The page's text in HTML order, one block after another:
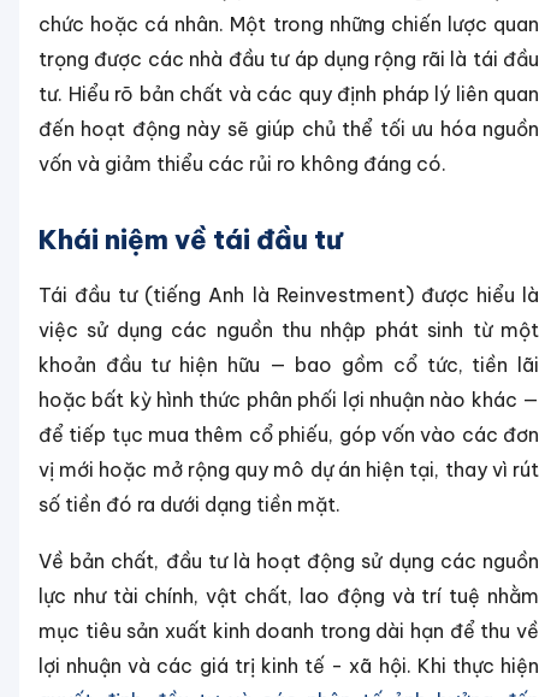
chức hoặc cá nhân. Một trong những chiến lược quan
trọng được các nhà đầu tư áp dụng rộng rãi là tái đầu
tư. Hiểu rõ bản chất và các quy định pháp lý liên quan
đến hoạt động này sẽ giúp chủ thể tối ưu hóa nguồn
vốn và giảm thiểu các rủi ro không đáng có.
Khái niệm về tái đầu tư
Tái đầu tư (tiếng Anh là Reinvestment) được hiểu là
việc sử dụng các nguồn thu nhập phát sinh từ một
khoản đầu tư hiện hữu — bao gồm cổ tức, tiền lãi
hoặc bất kỳ hình thức phân phối lợi nhuận nào khác —
để tiếp tục mua thêm cổ phiếu, góp vốn vào các đơn
vị mới hoặc mở rộng quy mô dự án hiện tại, thay vì rút
số tiền đó ra dưới dạng tiền mặt.
Về bản chất, đầu tư là hoạt động sử dụng các nguồn
lực như tài chính, vật chất, lao động và trí tuệ nhằm
mục tiêu sản xuất kinh doanh trong dài hạn để thu về
lợi nhuận và các giá trị kinh tế - xã hội. Khi thực hiện